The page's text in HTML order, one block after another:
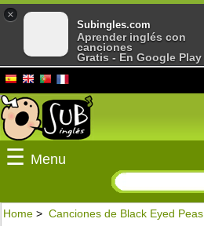
☰ Menu
Home > Canciones de Black Eyed Peas
×
Subingles.com
Aprender inglés con
canciones
Gratis - En Google Play